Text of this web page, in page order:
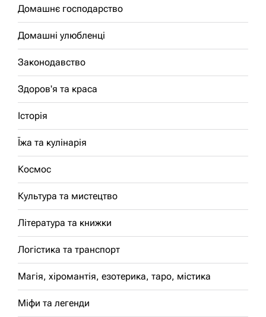
Домашнє господарство
Домашні улюбленці
Законодавство
Здоров'я та краса
Історія
Їжа та кулінарія
Космос
Культура та мистецтво
Література та книжки
Логістика та транспорт
Магія, хіромантія, езотерика, таро, містика
Міфи та легенди